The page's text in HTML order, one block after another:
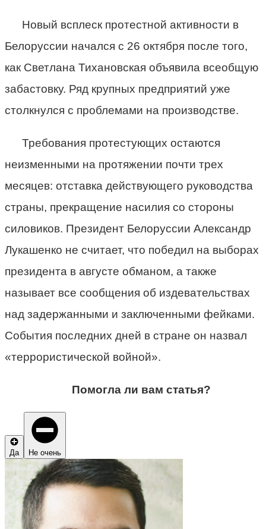
Новый всплеск протестной активности в
Белоруссии начался с 26 октября после того,
как Светлана Тихановская объявила всеобщую
забастовку. Ряд крупных предприятий уже
столкнулся с проблемами на производстве.
Требования протестующих остаются
неизменными на протяжении почти трех
месяцев: отставка действующего руководства
страны, прекращение насилия со стороны
силовиков. Президент Белоруссии Александр
Лукашенко не считает, что победил на выборах
президента в августе обманом, а также
называет все сообщения об издевательствах
над задержанными и заключенными фейками.
События последних дней в стране он назвал
«террористической войной».
Помогла ли вам статья?
Да Не очень